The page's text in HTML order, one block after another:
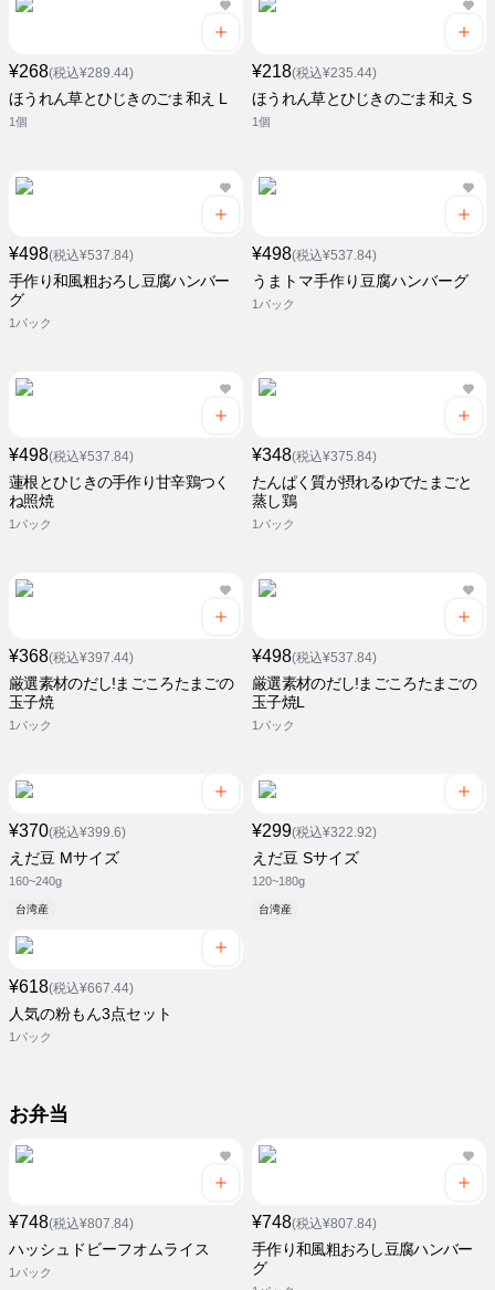
¥268(税込¥289.44)
ほうれん草とひじきのごま和え L
1個
¥218(税込¥235.44)
ほうれん草とひじきのごま和え S
1個
¥498(税込¥537.84)
手作り和風粗おろし豆腐ハンバー
グ
1パック
¥498(税込¥537.84)
うまトマ手作り豆腐ハンバーグ
1パック
¥498(税込¥537.84)
蓮根とひじきの手作り甘辛鶏つく
ね照焼
1パック
¥348(税込¥375.84)
たんぱく質が摂れるゆでたまごと
蒸し鶏
1パック
¥368(税込¥397.44)
厳選素材のだし!まごころたまごの
玉子焼
1パック
¥498(税込¥537.84)
厳選素材のだし!まごころたまごの
玉子焼L
1パック
¥370(税込¥399.6)
えだ豆 Mサイズ
160~240g
台湾産
¥299(税込¥322.92)
えだ豆 Sサイズ
120~180g
台湾産
¥618(税込¥667.44)
人気の粉もん3点セット
1パック
お弁当
¥748(税込¥807.84)
ハッシュドビーフオムライス
1パック
¥748(税込¥807.84)
手作り和風粗おろし豆腐ハンバー
グ